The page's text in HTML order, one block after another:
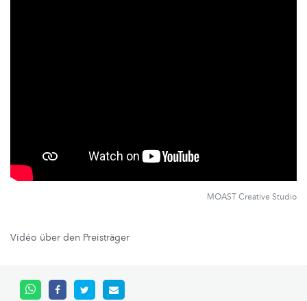
MOAST Creative Studio
Vidéo über den Preisträger